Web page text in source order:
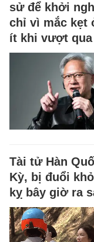
sử để khởi
chỉ vì mắc kẹt
ít khi vượt
Tài tử Hàn
Kỳ, bị đuổi
kỵ bây giờ ra